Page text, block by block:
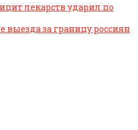
лекарств ударил по
за границу россиян